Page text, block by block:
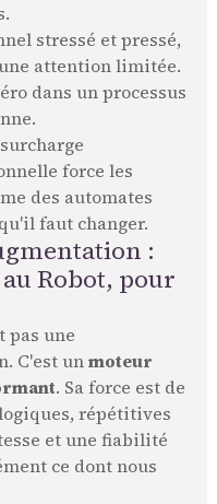
stressé et pressé,
attention limitée.
dans un processus
force les
des automates
faut changer.
:
Robot, pour
pas une
C'est unmoteur
. Sa force est de
répétitives
et une fiabilité
ce dont nous